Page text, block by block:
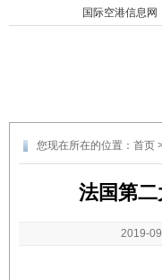
国际空港信息网
您现在所在的位置： 首页
法国第
2019-